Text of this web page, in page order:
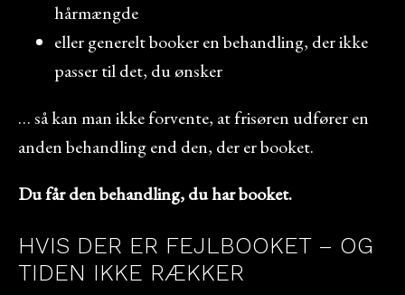
hårmængde
eller generelt booker en behandling, der ikke
passer til det, du ønsker
… så kan man ikke forvente, at frisøren udfører en
anden behandling end den, der er booket.
Du får den behandling, du har booket.
HVIS DER ER FEJLBOOKET – OG
TIDEN IKKE RÆKKER